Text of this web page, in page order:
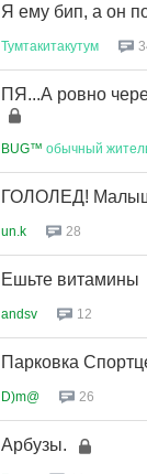
Я ему бип, а он
Тумтакитакутум
ПЯ...А ровно
BUG™ обычный
ГОЛОЛЕД!
un.k 28
Ешьте витамины
andsv 12
Парковка
D)m@ 26
Арбузы.